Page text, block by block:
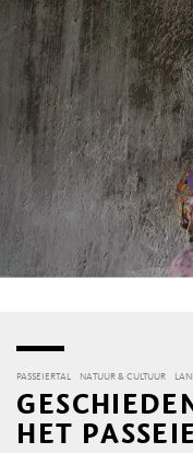
PASSEIERTAL NATUUR & CULTUUR
HET